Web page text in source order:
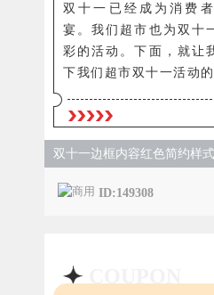
双十一已经成为消费
宴。我们超市也为双十
彩的活动。下面，就让
下我们超市双十一活动的
双十一边框内容红色简约样式
ID:149308